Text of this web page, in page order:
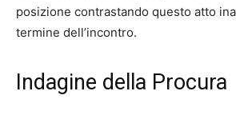
posizione contrastando questo atto
termine dell’incontro.
Indagine della Procura